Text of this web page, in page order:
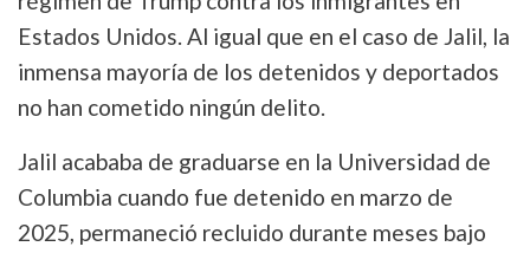
Estados Unidos. Al igual que en el caso de Jalil, la
inmensa mayoría de los detenidos y deportados
no han cometido ningún delito.
Jalil acababa de graduarse en la Universidad de
Columbia cuando fue detenido en marzo de
2025, permaneció recluido durante meses bajo